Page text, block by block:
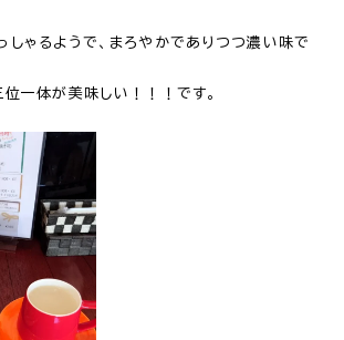
しゃるようで、まろやかでありつつ濃い味で
位一体が美味しい！！！です。